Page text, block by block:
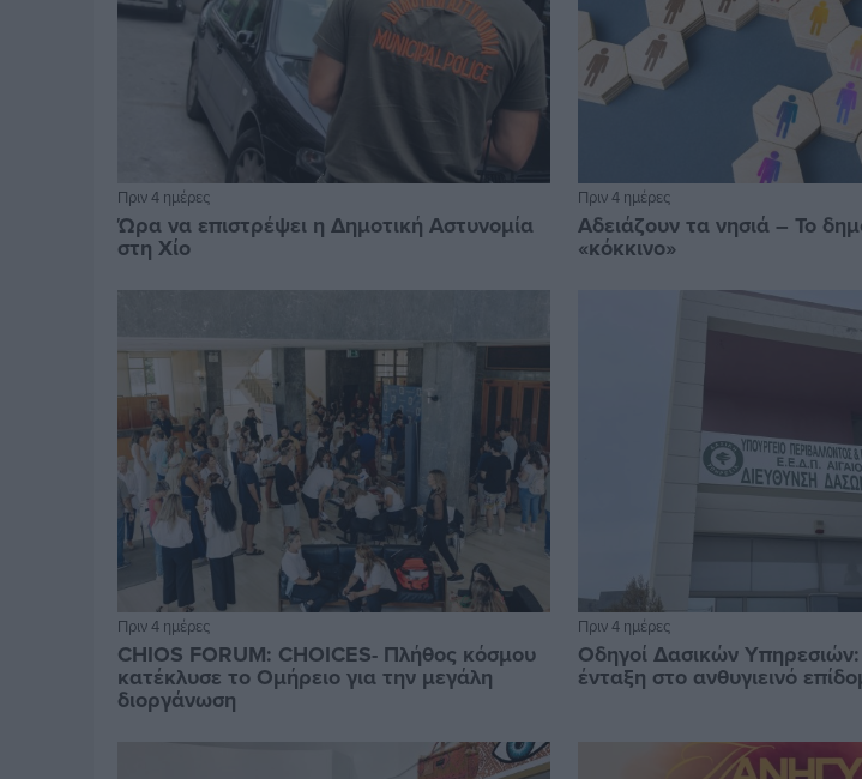
Πριν 4 ημέρες
Ώρα να επιστρέψει η Δημοτική Αστυνομία
στη Χίο
Πριν 4 ημέρες
Αδειάζουν τα νησιά – Το
«κόκκινο»
Πριν 4 ημέρες
CHIOS FORUM: CHOICES- Πλήθος κόσμου
κατέκλυσε το Ομήρειο για την μεγάλη
διοργάνωση
Πριν 4 ημέρες
Οδηγοί Δασικών
ένταξη στο ανθυγιεινό